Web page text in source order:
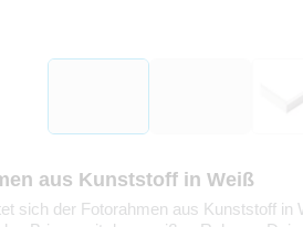
aus Kunststoff in Weiß
sich der Fotorahmen aus Kunststoff